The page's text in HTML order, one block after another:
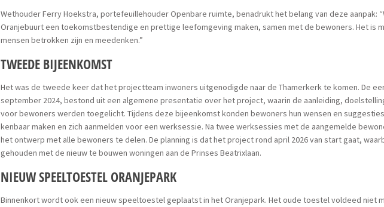
Wethouder Ferry Hoekstra, portefeuillehouder Openbare ruimte, benadrukt het belang van deze aanpak:
Oranjebuurt een toekomstbestendige en prettige leefomgeving maken, samen met de bewoners. Het is
mensen betrokken zijn en meedenken.”
TWEEDE BIJEENKOMST
Het was de tweede keer dat het projectteam inwoners uitgenodigde naar de Thamerkerk te komen. De
september 2024, bestond uit een algemene presentatie over het project, waarin de aanleiding,
voor bewoners werden toegelicht. Tijdens deze bijeenkomst konden bewoners hun wensen en
kenbaar maken en zich aanmelden voor een werksessie. Na twee werksessies met de aangemelde
het ontwerp met alle bewoners te delen. De planning is dat het project rond april 2026 van start gaat,
gehouden met de nieuw te bouwen woningen aan de Prinses Beatrixlaan.
NIEUW SPEELTOESTEL ORANJEPARK
Binnenkort wordt ook een nieuw speeltoestel geplaatst in het Oranjepark. Het oude toestel voldeed niet